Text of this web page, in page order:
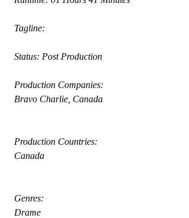
Tagline:
Status: Post Production
Production Companies:
Bravo Charlie, Canada
Production Countries:
Canada
Genres:
Drame